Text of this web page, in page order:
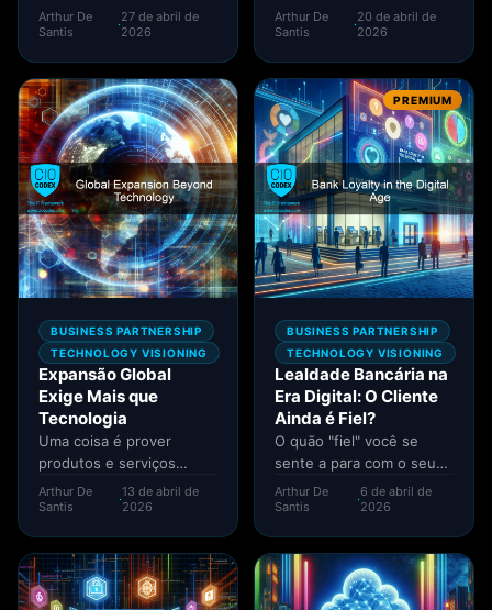
competitivo, "pequenos"
detalhes podem fazer
Arthur De
Santis
·27 de abril de
2026
Nem o mundo Cloud
resiste a essa lei...
Arthur De
Santis
·20 de abril de
2026
BUSINESS PARTNERSHIP
TECHNOLOGY VISIONING
Expansão Global
Exige Mais que
Tecnologia
Uma coisa é prover
produtos e serviços
localmente, outra coisa é
fazer o mesmo
Arthur De
Santis
·13 de abril de
2026
PREMIUM
BUSINESS PARTNERSHIP
TECHNOLOGY VISIONING
Lealdade Bancária na
Era Digital: O Cliente
Ainda é Fiel?
O quão "fiel" você se
sente a para com o seu
banco? Eu sinto que a...
Arthur De
Santis
·6 de abril de
2026